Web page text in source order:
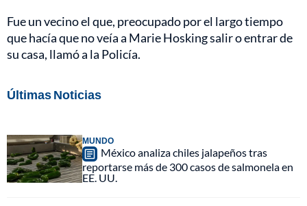
Fue un vecino el que, preocupado por el largo tiempo
que hacía que no veía a Marie Hosking salir o entrar de
su casa, llamó a la Policía.
Últimas Noticias
MUNDO
México analiza chiles jalapeños tras
reportarse más de 300 casos de salmonela en
EE. UU.